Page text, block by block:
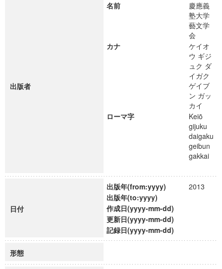
出版者
名前
慶應義
塾大学
藝文学
会
カナ
ケイオ
ウ ギジ
ュク ダ
イガク
ゲイブ
ン ガッ
カイ
ローマ字
Keiō
gijuku
daigaku
geibun
gakkai
日付
出版年(from:yyyy)
2013
出版年(to:yyyy)
作成日(yyyy-mm-dd)
更新日(yyyy-mm-dd)
記録日(yyyy-mm-dd)
形態